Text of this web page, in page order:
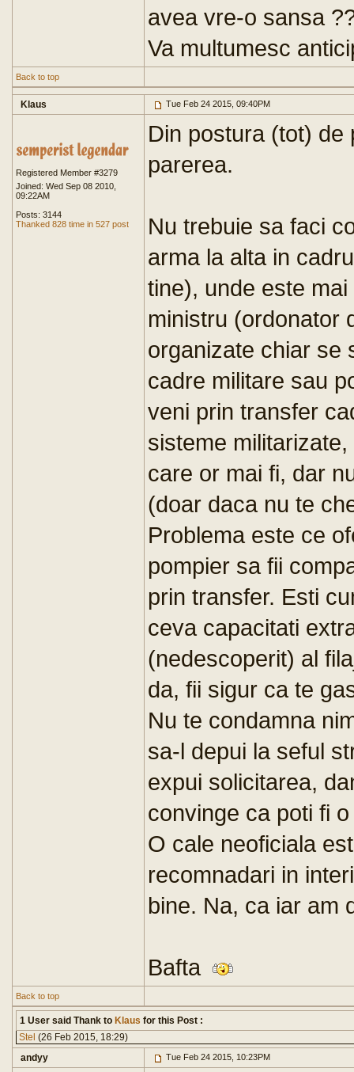
avea vre-o sansa
Va multumesc
Back to top
Klaus Tue Feb 24 2015, 09:40PM
Registered Member #3279
Joined: Wed Sep 08 2010,
09:22AM
Posts: 3144
Thanked 828 time in 527 post
Din postura (tot) de
parerea.
Nu trebuie sa faci
arma la alta in
tine), unde este
ministru (ordonator
organizate chiar se
cadre militare sau
veni prin transfer
sisteme
care or mai fi, dar
(doar daca nu te
Problema este ce
pompier sa fii
prin transfer. Esti
ceva capacitati
(nedescoperit) al
da, fii sigur ca te
Nu te condamna
sa-l depui la seful
expui solicitarea,
convinge ca poti fi
O cale neoficiala
recomnadari in
bine. Na, ca iar am
Bafta
Back to top
1 User said Thank to Klaus for this Post :
Stel (26 Feb 2015, 18:29)
andyy
Tue Feb 24 2015, 10:23PM